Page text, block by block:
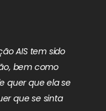
AIS tem sido
bem como
quer que ela se
que se sinta